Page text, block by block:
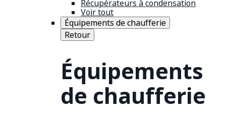
Récupérateurs à condensation
Voir tout
Équipements de chaufferie
Retour
Équipements
de chaufferie